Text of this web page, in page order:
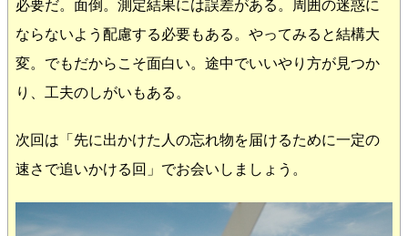
必要だ。面倒。測定結果には誤差がある。周囲の迷惑に
ならないよう配慮する必要もある。やってみると結構大
変。でもだからこそ面白い。途中でいいやり方が見つか
り、工夫のしがいもある。
次回は「先に出かけた人の忘れ物を届けるために一定の
速さで追いかける回」でお会いしましょう。